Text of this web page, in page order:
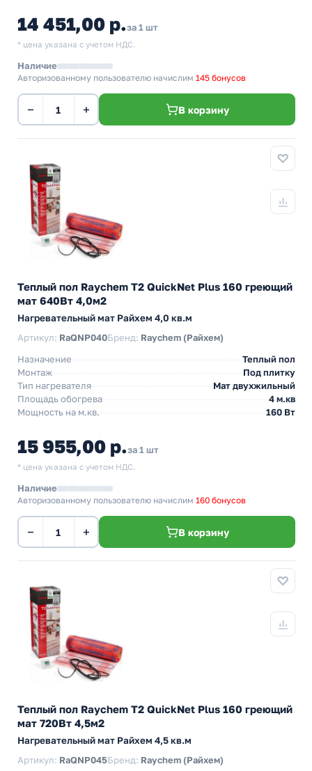
14 451,00 р.за 1 шт
* цена указана с учетом НДС.
Наличие
Авторизованному пользователю начислим 145 бонусов
− + В корзину
Теплый пол Raychem T2 QuickNet Plus 160 греющий
мат 640Вт 4,0м2
Нагревательный мат Райхем 4,0 кв.м
Артикул: RaQNP040Бренд: Raychem (Райхем)
Назначение
Теплый пол
Монтаж
Под плитку
Тип нагревателя
Мат двухжильный
Площадь обогрева
4 м.кв
Мощность на м.кв.
160 Вт
15 955,00 р.за 1 шт
* цена указана с учетом НДС.
Наличие
Авторизованному пользователю начислим 160 бонусов
− + В корзину
Теплый пол Raychem T2 QuickNet Plus 160 греющий
мат 720Вт 4,5м2
Нагревательный мат Райхем 4,5 кв.м
Артикул: RaQNP045Бренд: Raychem (Райхем)